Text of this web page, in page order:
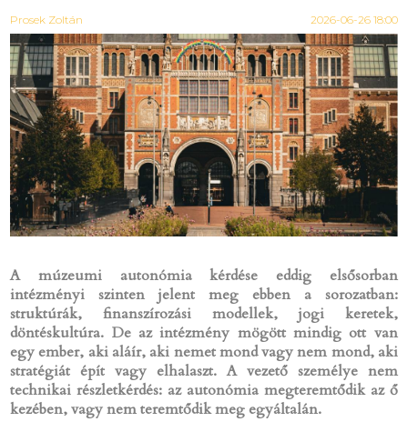
Prosek Zoltán 2026-06-26 18:00
A múzeumi autonómia kérdése eddig elsősorban
intézményi szinten jelent meg ebben a sorozatban:
struktúrák, finanszírozási modellek, jogi keretek,
döntéskultúra. De az intézmény mögött mindig ott van
egy ember, aki aláír, aki nemet mond vagy nem mond, aki
stratégiát épít vagy elhalaszt. A vezető személye nem
technikai részletkérdés: az autonómia megteremtődik az ő
kezében, vagy nem teremtődik meg egyáltalán.